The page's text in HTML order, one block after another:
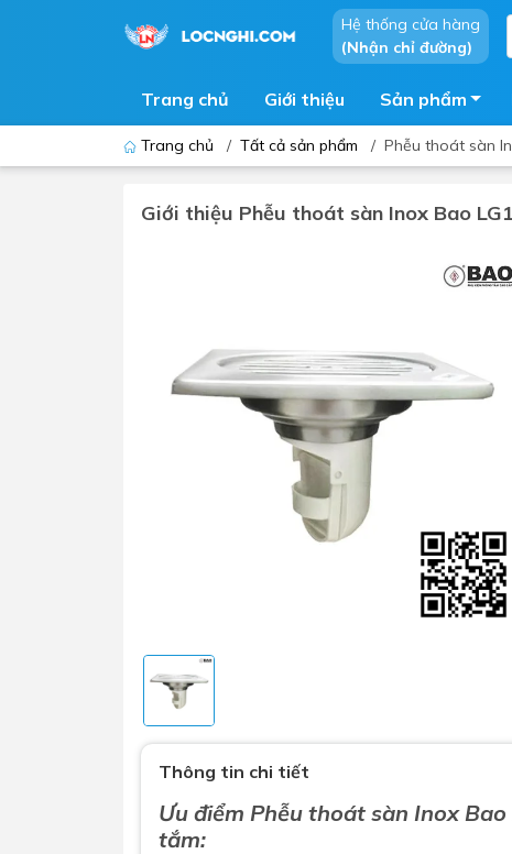
Hệ thống cửa hàng
(Nhận chỉ đường)
Trang chủ Giới thiệu Sản phẩm
Vòi lavabo
Vòi chậu - vòi hồ - vòi gắn tường
Lavabo tủ - Lavabo kính
Phòng
Máy
Phụ kiện nhà vệ sinh
Gương nhà vệ sinh - nhà tắm
Máy sấy tay
Combo
Trang chủ / Tất cả sản phẩm / Phễu thoát sàn
Giới thiệu Phễu thoát sàn Inox Bao
Thông tin chi tiết
Ưu điểm Phễu thoát sàn InoxBao
tắm: